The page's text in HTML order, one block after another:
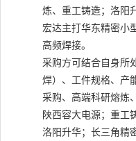
炼、重工铸造；洛阳
宏达主打华东精密小
高频焊接。
采购方可结合自身所
焊）、工件规格、产
采购、高端科研熔炼
陕西容大电源；重工
洛阳升华；长三角精